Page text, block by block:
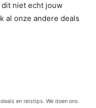
niet echt jouw
al onze andere deals
en reistips. We doen ons